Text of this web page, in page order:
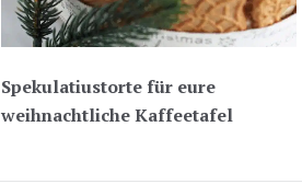
Spekulatiustorte für eure
weihnachtliche Kaffeetafel